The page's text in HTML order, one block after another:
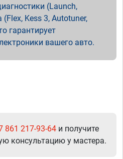
(Launch,
Kess 3, Autotuner,
гарантирует
вашего авто.
861 217-93-64 и получите
консультацию у мастера.